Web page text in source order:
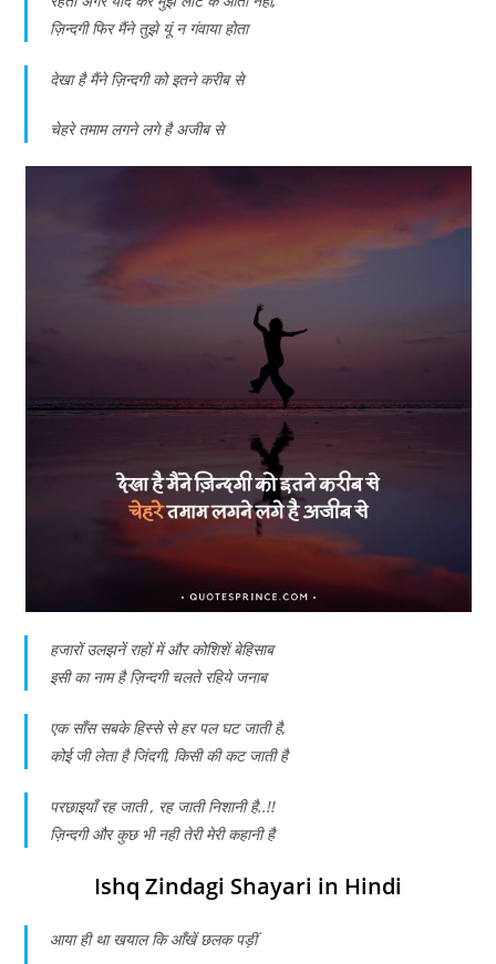
ज़िन्दगी फिर मैंने तुझे यूं न गंवाया होता
देखा है मैंने ज़िन्दगी को इतने करीब से
चेहरे तमाम लगने लगे है अजीब से
हजारों उलझनें राहों में और कोशिशें बेहिसाब
इसी का नाम है ज़िन्दगी चलते रहिये जनाब
एक साँस सबके हिस्से से हर पल घट जाती है,
कोई जी लेता है जिंदगी, किसी की कट जाती है
परछाइयाँ रह जाती , रह जाती निशानी है..!!
ज़िन्दगी और कुछ भी नही तेरी मेरी कहानी है
Ishq Zindagi Shayari in Hindi
आया ही था खयाल कि आँखें छलक पड़ीं